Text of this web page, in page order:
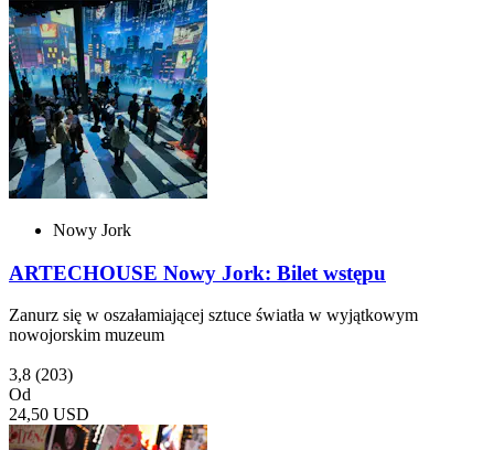
Nowy Jork
ARTECHOUSE Nowy Jork: Bilet wstępu
Zanurz się w oszałamiającej sztuce światła w wyjątkowym
nowojorskim muzeum
3,8 (203)
Od
24,50 USD